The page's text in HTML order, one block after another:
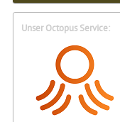
Unser Octopus Service: